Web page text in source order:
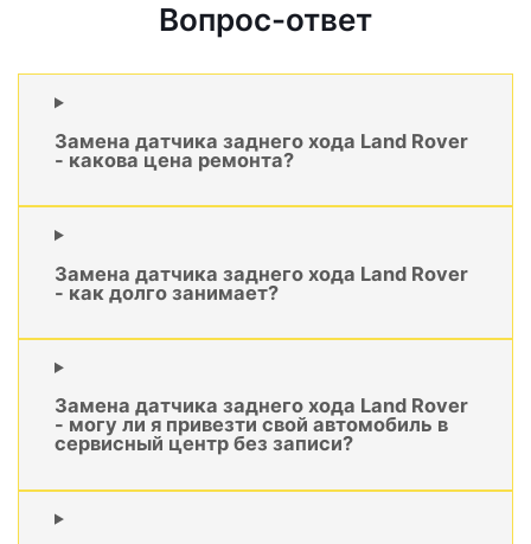
Вопрос-ответ
Замена датчика заднего хода Land Rover
- какова цена ремонта?
Замена датчика заднего хода Land Rover
- как долго занимает?
Замена датчика заднего хода Land Rover
- могу ли я привезти свой автомобиль в
сервисный центр без записи?